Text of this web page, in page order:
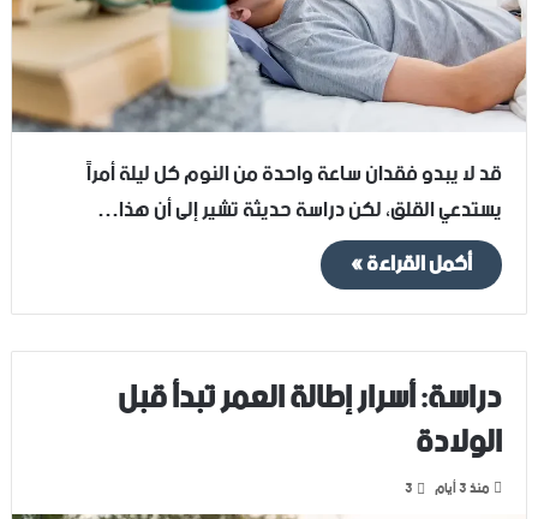
قد لا يبدو فقدان ساعة واحدة من النوم كل ليلة أمراً
يستدعي القلق، لكن دراسة حديثة تشير إلى أن هذا…
أكمل القراءة »
دراسة: أسرار إطالة العمر تبدأ قبل
الولادة
منذ 3 أيام 3